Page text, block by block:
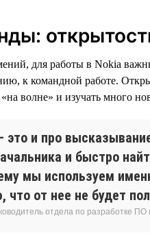
для работы в Nokia
к командной работе.
волне» и изучать много
это и про
и быстро
мы используем
что от нее не будет
отдела по разработке ПО